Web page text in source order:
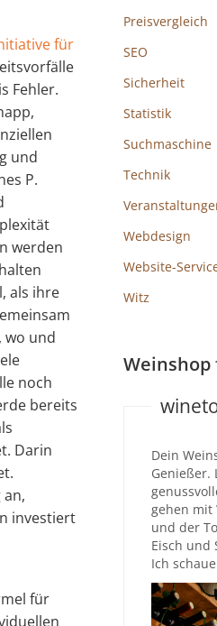
für
Fehler.
und
P.
werden
als ihre
wo und
noch
bereits
Darin
investiert
für
Preisvergleich
SEO
Sicherheit
Statistik
Suchmaschine
Technik
Webdesign
Website-
Witz
Dein
Genießer.
gehen mit
und der
Eisch und
Ich